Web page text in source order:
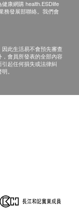
康網購 health.ESDlife
務發展部聯絡。我們會
此生活易不會預先審查
會員所發表的全部內容
起任何損失或法律糾
。